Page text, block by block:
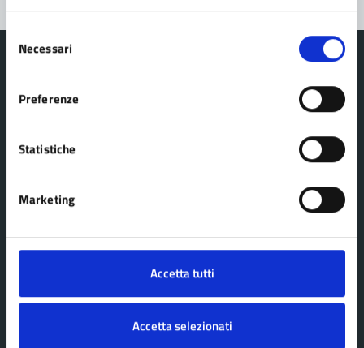
Selezione
delNecessari
Preferenze
Statistiche
Marketing
Accetta tutti
Accetta selezionati
Organi di governo
Uffici
Politici
Personale amministrativo